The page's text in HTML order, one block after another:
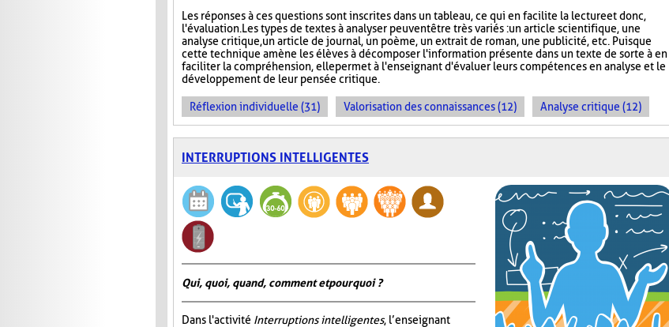
Les réponses à ces questions sont inscrites dans un tableau, ce qui en facilite la lecture et donc,
l'évaluation. Les types de textes à analyser peuvent être très variés : un article scientifique, une
analyse critique, un article de journal, un poème, un extrait de roman, une publicité, etc. Puisque
cette technique amène les élèves à décomposer l'information présente dans un texte de sorte à en
faciliter la compréhension, elle permet à l'enseignant d'évaluer leurs compétences en analyse et le
développement de leur pensée critique.
Réflexion individuelle (31) Valorisation des connaissances (12) Analyse critique (12)
INTERRUPTIONS INTELLIGENTES
Qui, quoi, quand, comment et pourquoi ?
Dans l'activité Interruptions intelligentes, l’enseignant